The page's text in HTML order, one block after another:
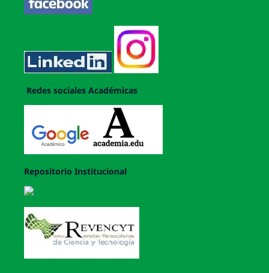
Redes sociales Académicas
Repositorio Institucional